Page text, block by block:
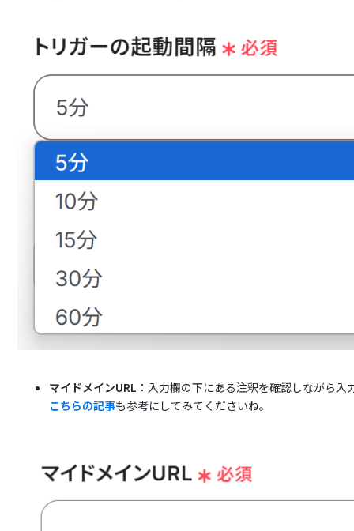
マイドメインURL ：入力欄の下にある注釈を確認しながら入
こちらの記事も参考にしてみてくださいね。